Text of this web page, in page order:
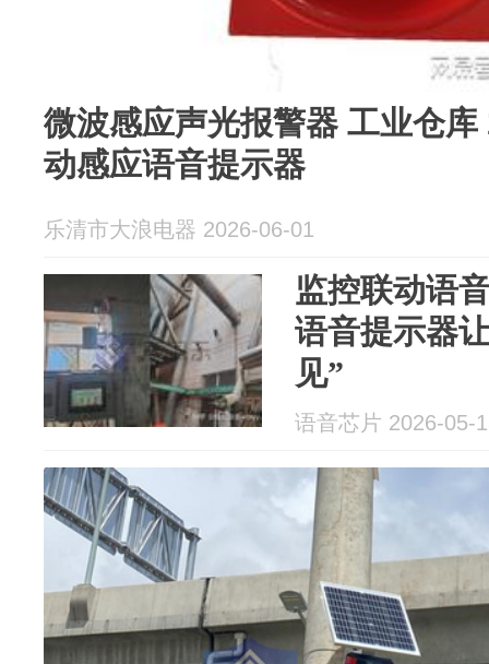
微波感应声光报警器 工业仓库
动感应语音提示器
乐清市大浪电器 2026-06-01
监控联动语
语音提示器
见”
语音芯片 2026-05-